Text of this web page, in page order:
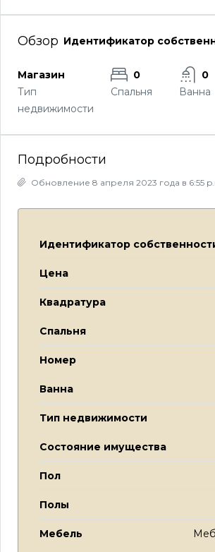
Обзор Идентификатор
Магазин
Тип
недвижимости
0
Спальня
0
Ванна
Подробности
Обновление 8 апреля 2023 года в 6:55
Идентификатор
Цена
Квадратура
Спальня
Номер
Ванна
Тип недвижимости
Состояние имущества
Пол
Полы
Мебель